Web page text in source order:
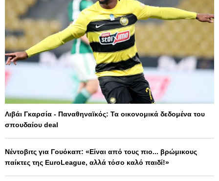
Λιβάι Γκαρσία - Παναθηναϊκός: Τα οικονομικά δεδομένα του
σπουδαίου deal
Νέντοβιτς για Γουόκαπ: «Είναι από τους πιο... βρώμικους
παίκτες της EuroLeague, αλλά τόσο καλό παιδί!»